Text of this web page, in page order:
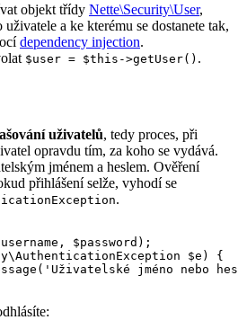
objekt třídy Nette\Security\User,
a ke kterému se dostanete tak,
dependency injection.
$user = $this->getUser() .
uživatelů, tedy proces, při
opravdu tím, za koho se vydává.
jménem a heslem. Ověření
přihlášení selže, vyhodí se
.
$e) {